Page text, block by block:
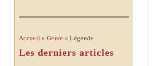
Accueil »Genre »Légende
Les derniers articles